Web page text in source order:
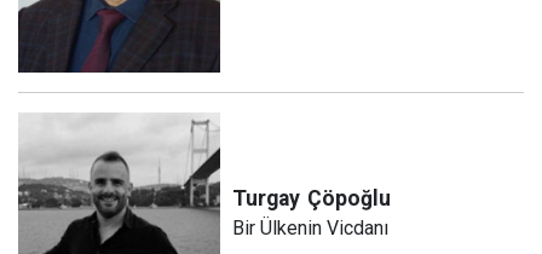
Turgay Çöpoğlu
Bir Ülkenin Vicdanı